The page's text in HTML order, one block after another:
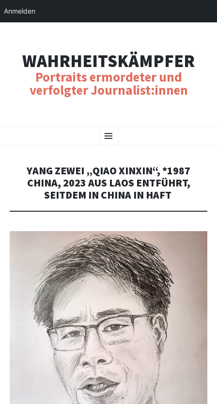
WAHRHEITSKÄMPFER
Portraits ermordeter und
verfolgter Journalist:innen
Menu
TO
YANG ZEWEI „QIAO XINXIN“, *1987
CHINA, 2023 AUS LAOS ENTFÜHRT,
SEITDEM IN CHINA IN HAFT
Anmelden